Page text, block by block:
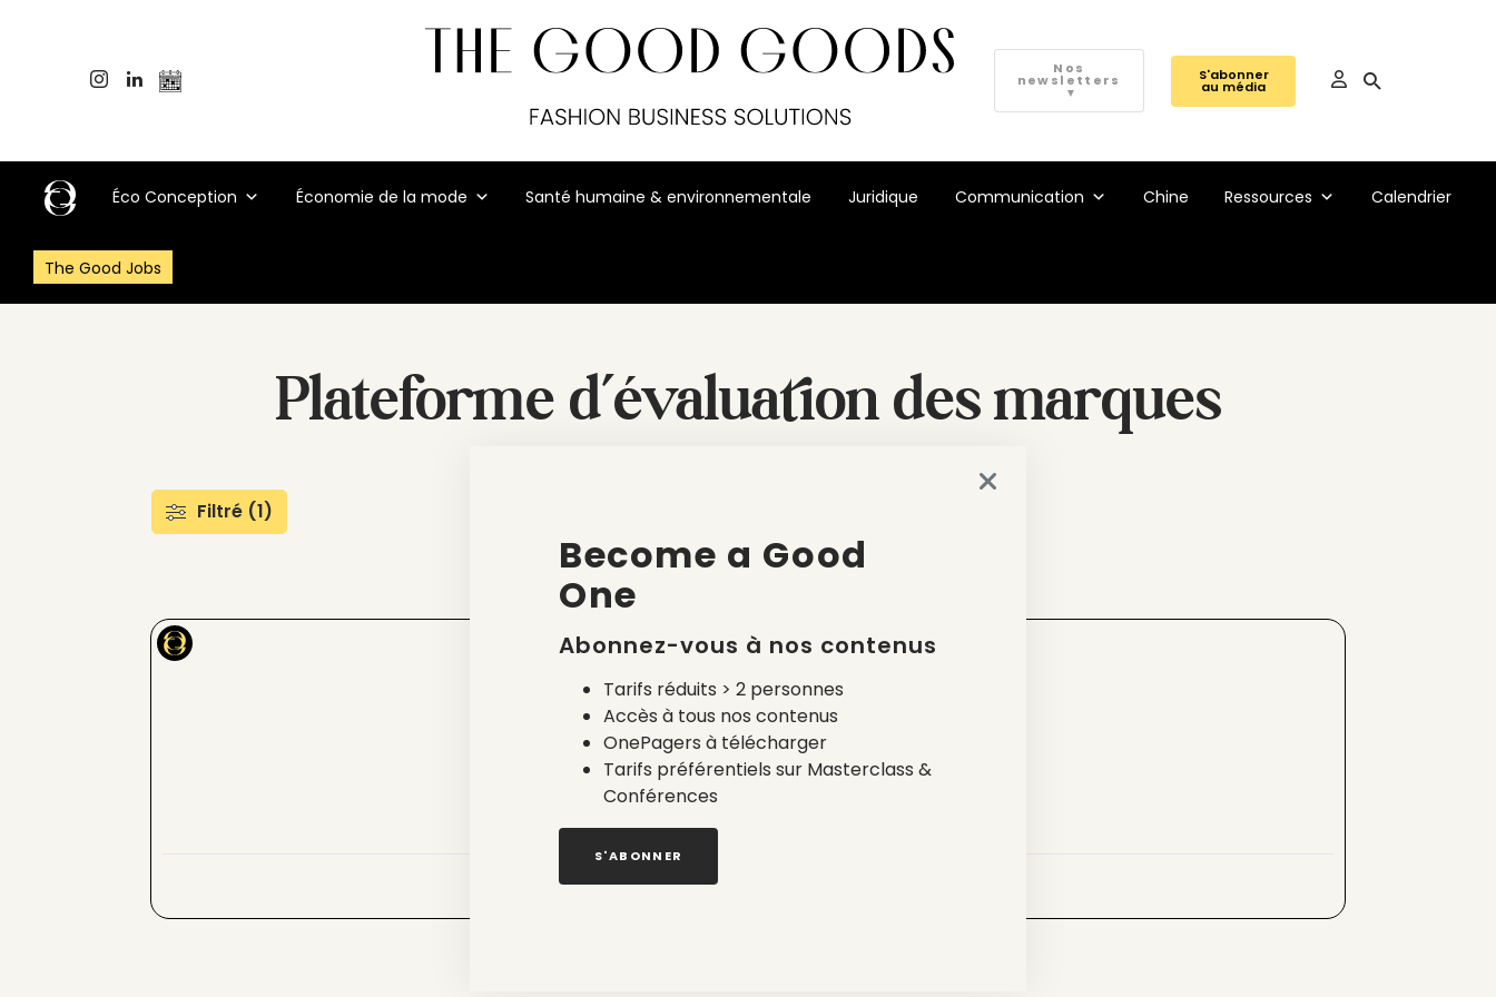
Nos
newsletters
▼
S'abonner
au média
Éco Conception Économie de la mode Santé humaine & environnementale Juridique Communication Chine Ressources Calendrier
The Good Jobs
Plateforme d’évaluation des marques
Filtré (1)
Become a Good
One
Abonnez-vous à nos contenus
Tarifs réduits > 2 personnes
Accès à tous nos contenus
OnePagers à télécharger
Tarifs préférentiels sur Masterclass &
Conférences
S'ABONNER